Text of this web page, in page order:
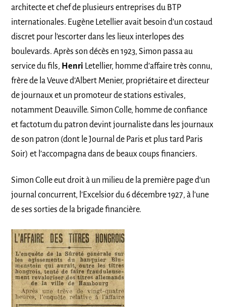
architecte et chef de plusieurs entreprises du BTP
internationales. Eugène Letellier avait besoin d’un costaud
discret pour l’escorter dans les lieux interlopes des
boulevards. Après son décès en 1923, Simon passa au
service du fils, Henri Letellier, homme d’affaire très connu,
frère de la Veuve d’Albert Menier, propriétaire et directeur
de journaux et un promoteur de stations estivales,
notamment Deauville. Simon Colle, homme de confiance
et factotum du patron devint journaliste dans les journaux
de son patron (dont le Journal de Paris et plus tard Paris
Soir) et l’accompagna dans de beaux coups financiers.
Simon Colle eut droit à un milieu de la première page d’un
journal concurrent, l’Excelsior du 6 décembre 1927, à l’une
de ses sorties de la brigade financière.